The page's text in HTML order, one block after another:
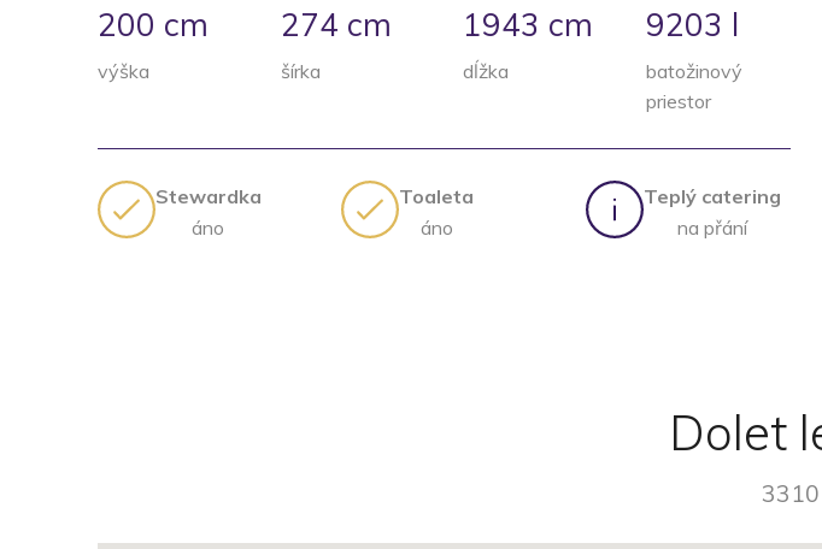
200 cm
výška
274 cm
šírka
1943 cm
dĺžka
9203 l
batožinový
priestor
Stewardka
áno
Toaleta
áno
Teplý catering
na přání
Dolet